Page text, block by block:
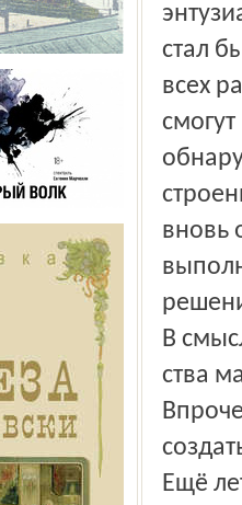
стал
всех
вновь
В
ства
Ещё